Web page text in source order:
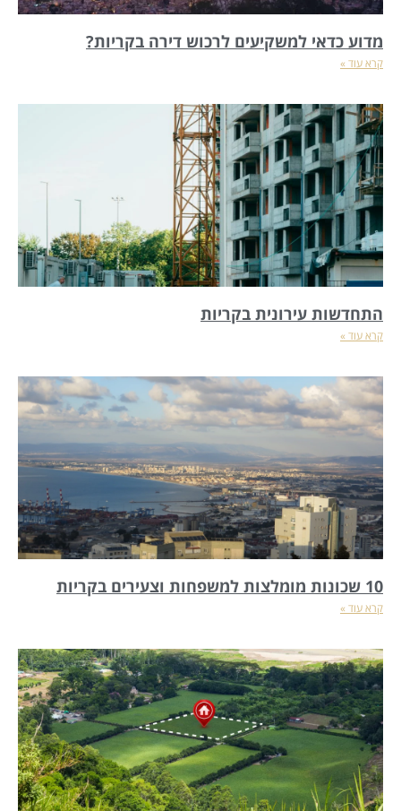
מדוע כדאי למשקיעים לרכוש דירה בקריות?
קרא עוד »
התחדשות עירונית בקריות
קרא עוד »
10 שכונות מומלצות למשפחות וצעירים בקריות
קרא עוד »